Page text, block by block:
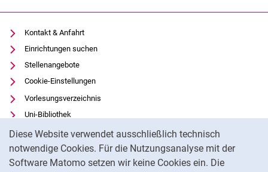
Diese Website verwendet ausschließlich technisch
notwendige Cookies. Für die Nutzungsanalyse mit der
Software Matomo setzen wir keine Cookies ein. Die
Kontakt & Anfahrt
Einrichtungen suchen
Stellenangebote
Cookie-Einstellungen
Vorlesungsverzeichnis
Uni-Bibliothek
Moodle
Panopto
Datenschutz